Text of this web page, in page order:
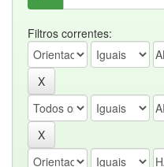
Filtros correntes: